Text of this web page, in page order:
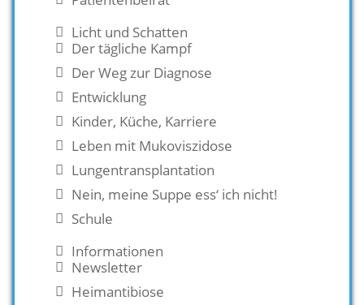
Licht und Schatten
Der tägliche Kampf
Der Weg zur Diagnose
Entwicklung
Kinder, Küche, Karriere
Leben mit Mukoviszidose
Lungentransplantation
Nein, meine Suppe ess‘ ich nicht!
Schule
Informationen
Newsletter
Heimantibiose